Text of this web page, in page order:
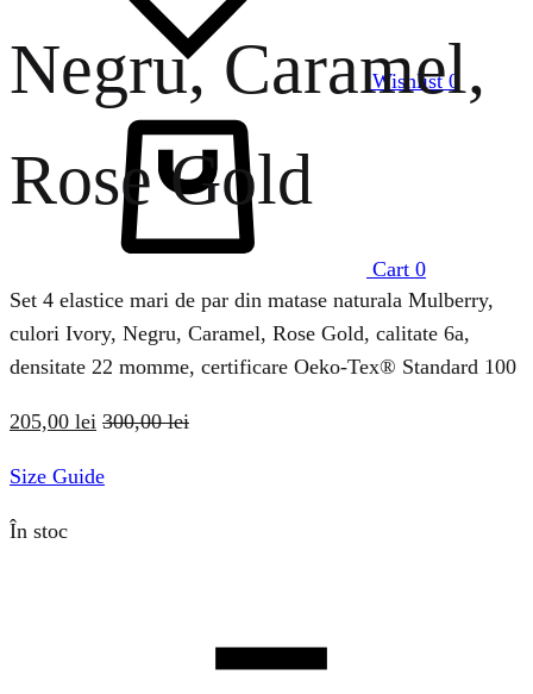
Wishlist 0
Cart 0
Negru, Caramel,
Rose Gold
Set 4 elastice mari de par din matase naturala Mulberry,
culori Ivory, Negru, Caramel, Rose Gold, calitate 6a,
densitate 22 momme, certificare Oeko-Tex® Standard 100
205,00 lei 300,00lei
Size Guide
În stoc